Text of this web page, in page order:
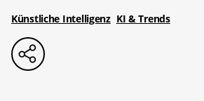
Künstliche Intelligenz KI & Trends